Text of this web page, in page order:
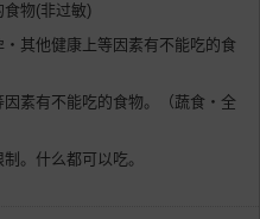
食物(非过敏)
其他健康上等因素有不能吃的食
素有不能吃的食物。（蔬食・全
。什么都可以吃。